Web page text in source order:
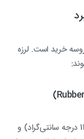
خرید است. لرزه
این مدل‌ها برای دماهای پایین (معمولاً تا 120 درجه سانتی‌گراد) و